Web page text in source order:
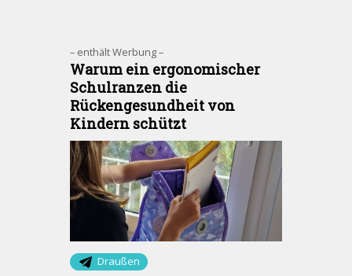
– enthält Werbung –
Warum ein ergonomischer
Schulranzen die
Rückengesundheit von
Kindern schützt
Draußen